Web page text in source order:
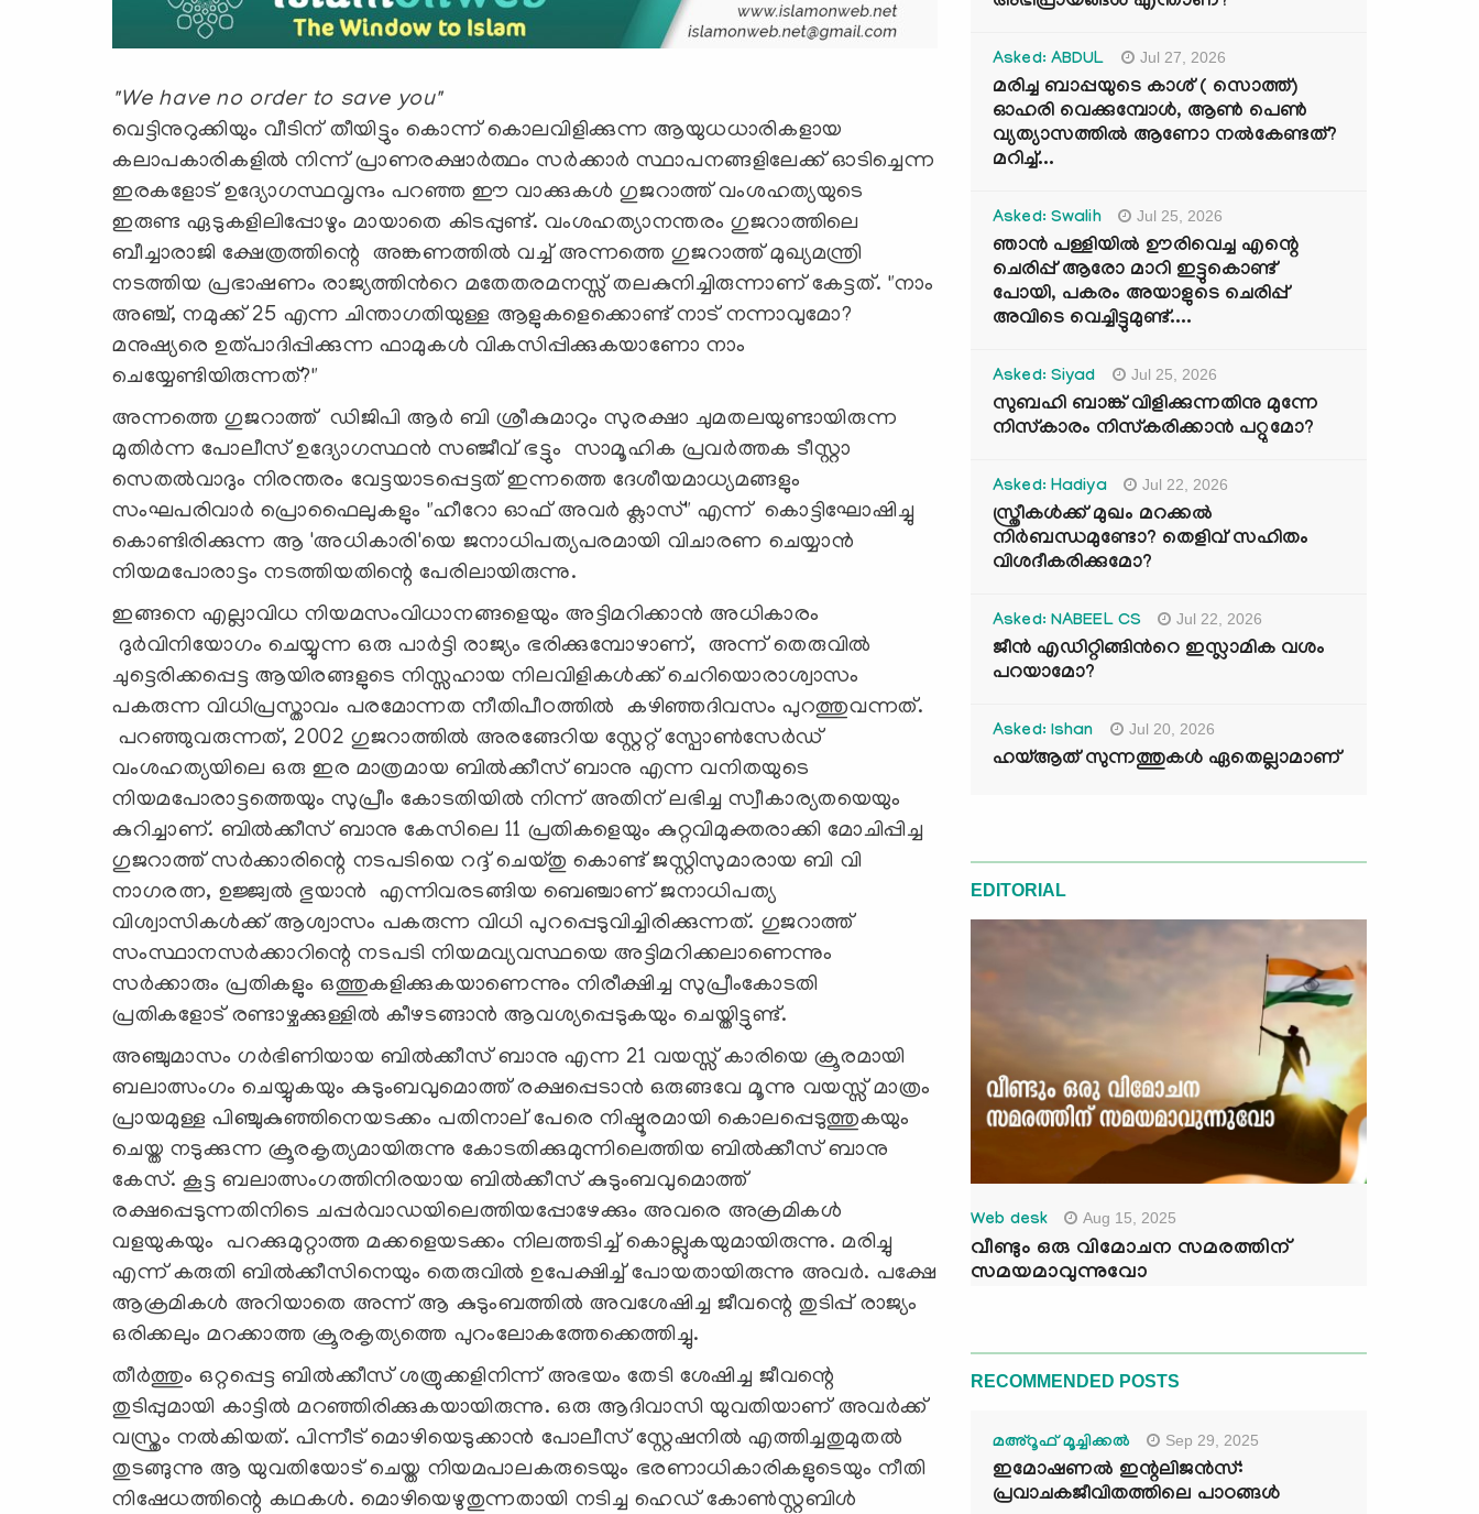
"We have no order to save you"
വെട്ടിനുറുക്കിയും വീടിന് തീയിട്ടും കൊന്ന് കൊലവിളിക്കുന്ന ആയുധധാരികളായ
കലാപകാരികളിൽ നിന്ന് പ്രാണരക്ഷാർത്ഥം സർക്കാർ സ്ഥാപനങ്ങളിലേക്ക് ഓടിച്ചെന്ന
ഇരകളോട് ഉദ്യോഗസ്ഥവൃന്ദം പറഞ്ഞ ഈ വാക്കുകൾ ഗുജറാത്ത് വംശഹത്യയുടെ
ഇരുണ്ട ഏടുകളിലിപ്പോഴും മായാതെ കിടപ്പുണ്ട്. വംശഹത്യാനന്തരം ഗുജറാത്തിലെ
ബീച്ചാരാജി ക്ഷേത്രത്തിന്റെ അങ്കണത്തിൽ വച്ച് അന്നത്തെ ഗുജറാത്ത് മുഖ്യമന്ത്രി
നടത്തിയ പ്രഭാഷണം രാജ്യത്തിൻറെ മതേതരമനസ്സ് തലകുനിച്ചിരുന്നാണ് കേട്ടത്. "നാം
അഞ്ച്, നമുക്ക് 25 എന്ന ചിന്താഗതിയുള്ള ആളുകളെക്കൊണ്ട് നാട് നന്നാവുമോ?
മനുഷ്യരെ ഉത്പാദിപ്പിക്കുന്ന ഫാമുകൾ വികസിപ്പിക്കുകയാണോ നാം
ചെയ്യേണ്ടിയിരുന്നത്?"
അന്നത്തെ ഗുജറാത്ത് ഡിജിപി ആർ ബി ശ്രീകുമാറും സുരക്ഷാ ചുമതലയുണ്ടായിരുന്ന
മുതിർന്ന പോലീസ് ഉദ്യോഗസ്ഥൻ സഞ്ജീവ് ഭട്ടും സാമൂഹിക പ്രവർത്തക ടീസ്റ്റാ
സെതൽവാദും നിരന്തരം വേട്ടയാടപ്പെട്ടത് ഇന്നത്തെ ദേശീയമാധ്യമങ്ങളും
സംഘപരിവാർ പ്രൊഫൈലുകളും "ഹീറോ ഓഫ് അവർ ക്ലാസ്" എന്ന് കൊട്ടിഘോഷിച്ചു
കൊണ്ടിരിക്കുന്ന ആ 'അധികാരി'യെ ജനാധിപത്യപരമായി വിചാരണ ചെയ്യാൻ
നിയമപോരാട്ടം നടത്തിയതിന്റെ പേരിലായിരുന്നു.
ഇങ്ങനെ എല്ലാവിധ നിയമസംവിധാനങ്ങളെയും അട്ടിമറിക്കാൻ അധികാരം
ദുർവിനിയോഗം ചെയ്യുന്ന ഒരു പാർട്ടി രാജ്യം ഭരിക്കുമ്പോഴാണ്, അന്ന് തെരുവിൽ
ചുട്ടെരിക്കപ്പെട്ട ആയിരങ്ങളുടെ നിസ്സഹായ നിലവിളികൾക്ക് ചെറിയൊരാശ്വാസം
പകരുന്ന വിധിപ്രസ്താവം പരമോന്നത നീതിപീഠത്തിൽ കഴിഞ്ഞദിവസം പുറത്തുവന്നത്.
പറഞ്ഞുവരുന്നത്, 2002 ഗുജറാത്തിൽ അരങ്ങേറിയ സ്റ്റേറ്റ് സ്പോൺസേർഡ്
വംശഹത്യയിലെ ഒരു ഇര മാത്രമായ ബിൽക്കീസ് ബാനു എന്ന വനിതയുടെ
നിയമപോരാട്ടത്തെയും സുപ്രീം കോടതിയിൽ നിന്ന് അതിന് ലഭിച്ച സ്വീകാര്യതയെയും
കുറിച്ചാണ്. ബിൽക്കീസ് ബാനു കേസിലെ 11 പ്രതികളെയും കുറ്റവിമുക്തരാക്കി മോചിപ്പിച്ച
ഗുജറാത്ത് സർക്കാരിന്റെ നടപടിയെ റദ്ദ് ചെയ്തു കൊണ്ട് ജസ്റ്റിസുമാരായ ബി വി
നാഗരത്ന, ഉജ്ജ്വൽ ഭുയാൻ എന്നിവരടങ്ങിയ ബെഞ്ചാണ് ജനാധിപത്യ
വിശ്വാസികൾക്ക് ആശ്വാസം പകരുന്ന വിധി പുറപ്പെടുവിച്ചിരിക്കുന്നത്. ഗുജറാത്ത്
സംസ്ഥാനസർക്കാറിന്റെ നടപടി നിയമവ്യവസ്ഥയെ അട്ടിമറിക്കലാണെന്നും
സർക്കാരും പ്രതികളും ഒത്തുകളിക്കുകയാണെന്നും നിരീക്ഷിച്ച സുപ്രീംകോടതി
പ്രതികളോട് രണ്ടാഴ്ചക്കുള്ളിൽ കീഴടങ്ങാൻ ആവശ്യപ്പെടുകയും ചെയ്തിട്ടുണ്ട്.
അഞ്ചുമാസം ഗർഭിണിയായ ബില്‍ക്കീസ് ബാനു എന്ന 21 വയസ്സ് കാരിയെ ക്രൂരമായി
ബലാത്സംഗം ചെയ്യുകയും കുടുംബവുമൊത്ത് രക്ഷപ്പെടാൻ ഒരുങ്ങവേ മൂന്നു വയസ്സ് മാത്രം
പ്രായമുള്ള പിഞ്ചുകുഞ്ഞിനെയടക്കം പതിനാല് പേരെ നിഷ്ഠൂരമായി കൊലപ്പെടുത്തുകയും
ചെയ്ത നടുക്കുന്ന ക്രൂരകൃത്യമായിരുന്നു കോടതിക്കുമുന്നിലെത്തിയ ബിൽക്കീസ് ബാനു
കേസ്. കൂട്ട ബലാത്സംഗത്തിനിരയായ ബിൽക്കീസ് കുടുംബവുമൊത്ത്
രക്ഷപ്പെടുന്നതിനിടെ ചപ്പർവാഡയിലെത്തിയപ്പോഴേക്കും അവരെ അക്രമികൾ
വളയുകയും പറക്കുമുറ്റാത്ത മക്കളെയടക്കം നിലത്തടിച്ച് കൊല്ലുകയുമായിരുന്നു. മരിച്ചു
എന്ന് കരുതി ബിൽക്കീസിനെയും തെരുവിൽ ഉപേക്ഷിച്ച് പോയതായിരുന്നു അവര്‍. പക്ഷേ
ആക്രമികൾ അറിയാതെ അന്ന് ആ കുടുംബത്തിൽ അവശേഷിച്ച ജീവന്റെ തുടിപ്പ് രാജ്യം
ഒരിക്കലും മറക്കാത്ത ക്രൂരകൃത്യത്തെ പുറംലോകത്തേക്കെത്തിച്ചു.
തീർത്തും ഒറ്റപ്പെട്ട ബിൽക്കീസ് ശത്രുക്കളിനിന്ന് അഭയം തേടി ശേഷിച്ച ജീവന്റെ
തുടിപ്പുമായി കാട്ടിൽ മറഞ്ഞിരിക്കുകയായിരുന്നു. ഒരു ആദിവാസി യുവതിയാണ് അവർക്ക്
വസ്ത്രം നൽകിയത്. പിന്നീട് മൊഴിയെടുക്കാൻ പോലീസ് സ്റ്റേഷനിൽ എത്തിച്ചതുമുതൽ
തുടങ്ങുന്നു ആ യുവതിയോട് ചെയ്ത നിയമപാലകരുടെയും ഭരണാധികാരികളുടെയും നീതി
നിഷേധത്തിന്റെ കഥകൾ. മൊഴിയെഴുതുന്നതായി നടിച്ച ഹെഡ് കോൺസ്റ്റബിൾ
Asked: ABDUL Jul 27, 2026
മരിച്ച ബാപ്പയുടെ കാശ് ( സൊത്ത്)
ഓഹരി വെക്കുമ്പോൾ, ആണ്‍ പെണ്‍
വ്യത്യാസത്തില്‍ ആണോ നല്‍കേണ്ടത്?
മറിച്ച്...
Asked: Swalih Jul 25, 2026
ഞാൻ പള്ളിയിൽ ഊരിവെച്ച എന്റെ
ചെരിപ്പ് ആരോ മാറി ഇട്ടുകൊണ്ട്
പോയി, പകരം അയാളുടെ ചെരിപ്പ്
അവിടെ വെച്ചിട്ടുമുണ്ട്....
Asked: Siyad Jul 25, 2026
സുബഹി ബാങ്ക് വിളിക്കുന്നതിനു മുന്നേ
നിസ്കാരം നിസ്കരിക്കാൻ പറ്റുമോ?
Asked: Hadiya Jul 22, 2026
സ്ത്രീകൾക്ക് മുഖം മറക്കൽ
നിർബന്ധമുണ്ടോ? തെളിവ് സഹിതം
വിശദീകരിക്കുമോ?
Asked: NABEEL CS Jul 22, 2026
ജീൻ എഡിറ്റിങ്ങിന്‍റെ ഇസ്ലാമിക വശം
പറയാമോ?
Asked: Ishan Jul 20, 2026
ഹയ്ആത് സുന്നത്തുകൾ ഏതെല്ലാമാണ്
EDITORIAL
Web desk Aug 15, 2025
വീണ്ടും ഒരു വിമോചന സമരത്തിന്
സമയമാവുന്നുവോ
RECOMMENDED POSTS
മഅ്റൂഫ് മൂച്ചിക്കല്‍ Sep 29, 2025
ഇമോഷണൽ ഇന്റലിജൻസ്:
പ്രവാചകജീവിതത്തിലെ പാഠങ്ങൾ